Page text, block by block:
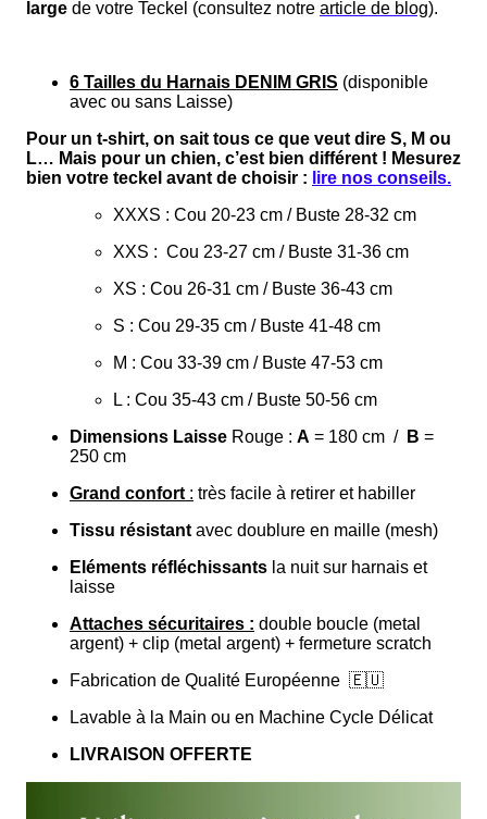
large de votre Teckel (consultez notre article de blog).
6 Tailles du Harnais DENIM GRIS (disponible
avec ou sans Laisse)
Pour un t-shirt, on sait tous ce que veut dire S, M ou
L… Mais pour un chien, c’est bien différent ! Mesurez
bien votre teckel avant de choisir : lire nos conseils.
XXXS : Cou 20-23 cm / Buste 28-32 cm
XXS : Cou 23-27 cm / Buste 31-36 cm
XS : Cou 26-31 cm / Buste 36-43 cm
S : Cou 29-35 cm / Buste 41-48 cm
M : Cou 33-39 cm / Buste 47-53 cm
L : Cou 35-43 cm / Buste 50-56 cm
Dimensions Laisse Rouge : A = 180 cm / B =
250 cm
Grand confort : très facile à retirer et habiller
Tissu résistant avec doublure en maille (mesh)
Eléments réfléchissants la nuit sur harnais et
laisse
Attaches sécuritaires : double boucle (metal
argent) + clip (metal argent) + fermeture scratch
Fabrication de Qualité Européenne 🇪🇺
Lavable à la Main ou en Machine Cycle Délicat
LIVRAISON OFFERTE